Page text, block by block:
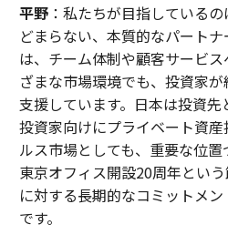
平野：私たちが目指している
どまらない、本質的なパート
は、チーム体制や顧客サービ
ざまな市場環境でも、投資家
支援しています。日本は投資
投資家向けにプライベート資
ルス市場としても、重要な位
東京オフィス開設20周年とい
に対する長期的なコミットメ
です。